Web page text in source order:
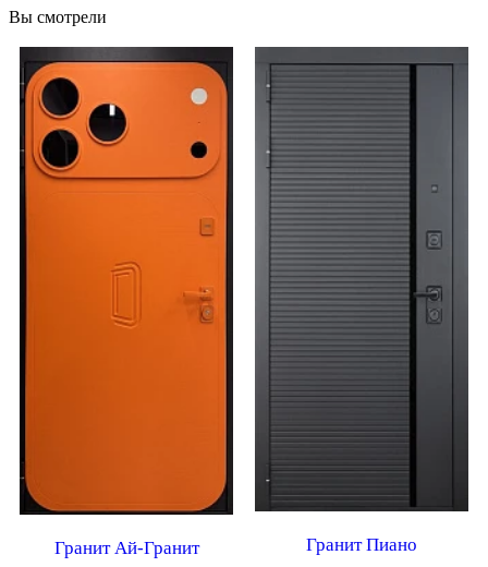
Вы смотрели
Гранит Ай-Гранит Гранит Пиано